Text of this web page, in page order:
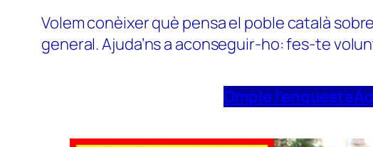
Volem conèixer què pensa el poble català
general. Ajuda’ns a aconseguir-ho: fes-te
Omple l’enquesta